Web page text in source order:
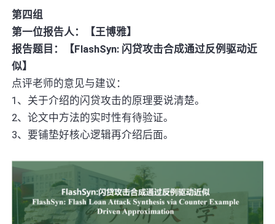
第四组
第一位报告人：【王博雅】
报告题目：【FlashSyn: 闪贷攻击合成通过反例驱动近
似】
点评老师的意见与建议：
1、关于介绍的闪贷攻击的原理要说清楚。
2、论文中方法的实时性有待验证。
3、要铺垫好核心逻辑再介绍后面。